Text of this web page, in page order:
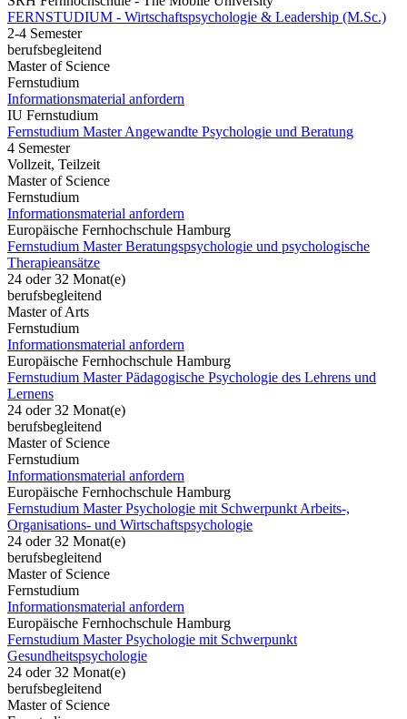
FERNSTUDIUM - Wirtschaftspsychologie & Leadership (M.Sc.)
2-4 Semester
berufsbegleitend
Master of Science
Fernstudium
Informationsmaterial anfordern
IU Fernstudium
Fernstudium Master Angewandte Psychologie und Beratung
4 Semester
Vollzeit, Teilzeit
Master of Science
Fernstudium
Informationsmaterial anfordern
Europäische Fernhochschule Hamburg
Fernstudium Master Beratungspsychologie und psychologische
Therapieansätze
24 oder 32 Monat(e)
berufsbegleitend
Master of Arts
Fernstudium
Informationsmaterial anfordern
Europäische Fernhochschule Hamburg
Fernstudium Master Pädagogische Psychologie des Lehrens und
Lernens
24 oder 32 Monat(e)
berufsbegleitend
Master of Science
Fernstudium
Informationsmaterial anfordern
Europäische Fernhochschule Hamburg
Fernstudium Master Psychologie mit Schwerpunkt Arbeits-,
Organisations- und Wirtschaftspsychologie
24 oder 32 Monat(e)
berufsbegleitend
Master of Science
Fernstudium
Informationsmaterial anfordern
Europäische Fernhochschule Hamburg
Fernstudium Master Psychologie mit Schwerpunkt
Gesundheitspsychologie
24 oder 32 Monat(e)
berufsbegleitend
Master of Science